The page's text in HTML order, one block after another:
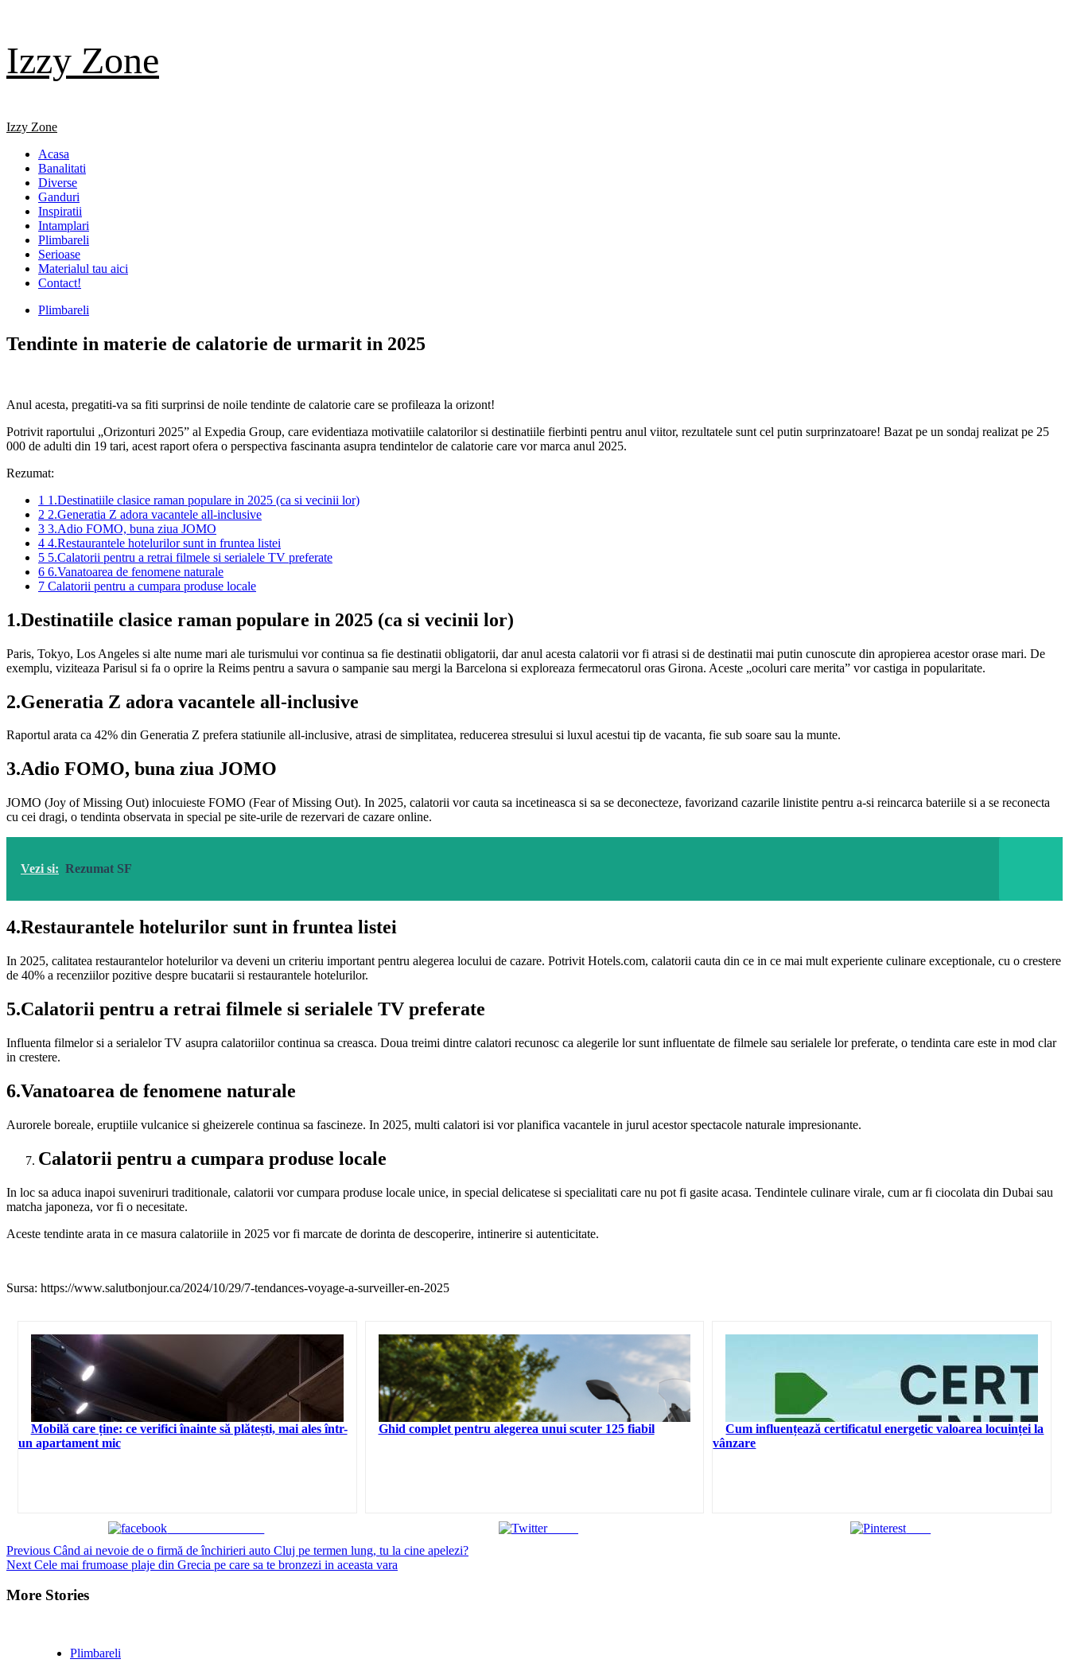
content
Izzy Zone
Primary
Izzy Zone
Acasa
Banalitati
Diverse
Ganduri
Inspiratii
Intamplari
Plimbareli
Serioase
Materialul tau aici
Contact!
Plimbareli
Tendinte in materie de calatorie de urmarit in 2025
Anul acesta, pregatiti-va sa fiti surprinsi de noile tendinte de calatorie care se profileaza la orizont!
Potrivit raportului „Orizonturi 2025” al Expedia Group, care evidentiaza motivatiile calatorilor si destinatiile fierbinti pentru anul viitor, rezultatele sunt cel putin surprinzatoare! Bazat pe un sondaj realizat pe 25
000 de adulti din 19 tari, acest raport ofera o perspectiva fascinanta asupra tendintelor de calatorie care vor marca anul 2025.
Rezumat:
1 1.Destinatiile clasice raman populare in 2025 (ca si vecinii lor)
2 2.Generatia Z adora vacantele all-inclusive
3 3.Adio FOMO, buna ziua JOMO
4 4.Restaurantele hotelurilor sunt in fruntea listei
5 5.Calatorii pentru a retrai filmele si serialele TV preferate
6 6.Vanatoarea de fenomene naturale
7 Calatorii pentru a cumpara produse locale
1.Destinatiile clasice raman populare in 2025 (ca si vecinii lor)
Paris, Tokyo, Los Angeles si alte nume mari ale turismului vor continua sa fie destinatii obligatorii, dar anul acesta calatorii vor fi atrasi si de destinatii mai putin cunoscute din apropierea acestor orase mari. De
exemplu, viziteaza Parisul si fa o oprire la Reims pentru a savura o sampanie sau mergi la Barcelona si exploreaza fermecatorul oras Girona. Aceste „ocoluri care merita” vor castiga in popularitate.
2.Generatia Z adora vacantele all-inclusive
Raportul arata ca 42% din Generatia Z prefera statiunile all-inclusive, atrasi de simplitatea, reducerea stresului si luxul acestui tip de vacanta, fie sub soare sau la munte.
3.Adio FOMO, buna ziua JOMO
JOMO (Joy of Missing Out) inlocuieste FOMO (Fear of Missing Out). In 2025, calatorii vor cauta sa incetineasca si sa se deconecteze, favorizand cazarile linistite pentru a-si reincarca bateriile si a se reconecta
cu cei dragi, o tendinta observata in special pe site-urile de rezervari de cazare online.
Vezi si: Rezumat SF
4.Restaurantele hotelurilor sunt in fruntea listei
In 2025, calitatea restaurantelor hotelurilor va deveni un criteriu important pentru alegerea locului de cazare. Potrivit Hotels.com, calatorii cauta din ce in ce mai mult experiente culinare exceptionale, cu o crestere
de 40% a recenziilor pozitive despre bucatarii si restaurantele hotelurilor.
5.Calatorii pentru a retrai filmele si serialele TV preferate
Influenta filmelor si a serialelor TV asupra calatoriilor continua sa creasca. Doua treimi dintre calatori recunosc ca alegerile lor sunt influentate de filmele sau serialele lor preferate, o tendinta care este in mod clar
in crestere.
6.Vanatoarea de fenomene naturale
Aurorele boreale, eruptiile vulcanice si gheizerele continua sa fascineze. In 2025, multi calatori isi vor planifica vacantele in jurul acestor spectacole naturale impresionante.
Calatorii pentru a cumpara produse locale
In loc sa aduca inapoi suveniruri traditionale, calatorii vor cumpara produse locale unice, in special delicatese si specialitati care nu pot fi gasite acasa. Tendintele culinare virale, cum ar fi ciocolata din Dubai sau
matcha japoneza, vor fi o necesitate.
Aceste tendinte arata in ce masura calatoriile in 2025 vor fi marcate de dorinta de descoperire, intinerire si autenticitate.
Sursa: https://www.salutbonjour.ca/2024/10/29/7-tendances-voyage-a-surveiller-en-2025
Mobilă care ține: ce verifici înainte să plătești, mai ales într-
un apartament mic
Ghid complet pentru alegerea unui scuter 125 fiabil
Cum influențează certificatul energetic valoarea locuinței la
vânzare
Tweet
Continue
Reading
Previous Când ai nevoie de o firmă de închirieri auto Cluj pe termen lung, tu la cine apelezi?
Next Cele mai frumoase plaje din Grecia pe care sa te bronzezi in aceasta vara
More Stories
Plimbareli